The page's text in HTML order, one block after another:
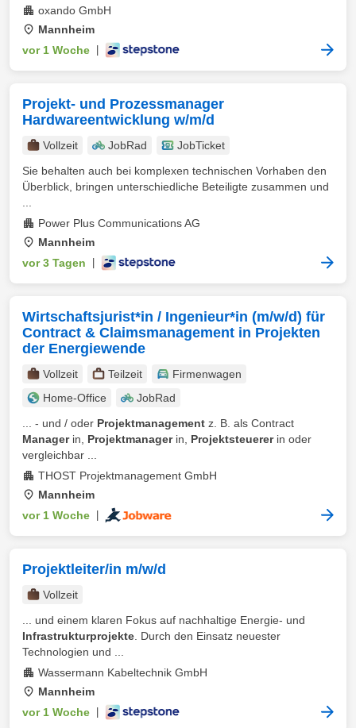
oxando GmbH
Mannheim
vor 1 Woche
Projekt- und Prozessmanager
Hardwareentwicklung w/m/d
Vollzeit JobRad
JobTicket
Sie behalten auch bei komplexen technischen Vorhaben den
Überblick, bringen unterschiedliche Beteiligte zusammen und
Power Plus Communications AG
Mannheim
vor 3 Tagen
Wirtschaftsjurist*in / Ingenieur*in (m/w/d) für
Contract & Claimsmanagement in Projekten
der Energiewende
Vollzeit Teilzeit
Firmenwagen
Home-Office
JobRad
... - und / oder Projektmanagement z. B. als Contract
Managerin, Projektmanagerin, Projektsteuererin oder
vergleichbar ...
THOST Projektmanagement GmbH
Mannheim
vor 1 Woche
Projektleiter/in m/w/d
Vollzeit
... und einem klaren Fokus auf nachhaltige Energie- und
Infrastrukturprojekte . Durch den Einsatz neuester
Technologien und ...
Wassermann Kabeltechnik GmbH
Mannheim
vor 1 Woche